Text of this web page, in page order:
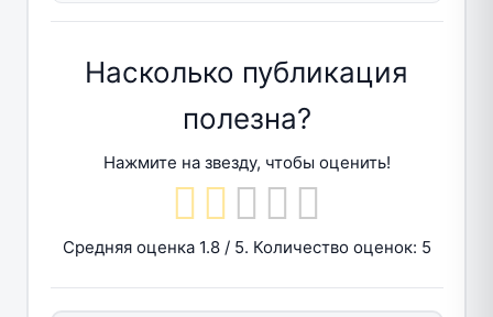
Насколько публикация
полезна?
Нажмите на звезду, чтобы оценить!
Средняя оценка 1.8/ 5. Количество оценок: 5